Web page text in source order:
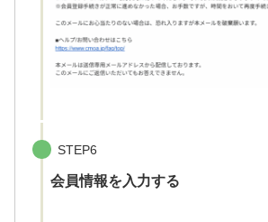
STEP6
会員情報を入力する